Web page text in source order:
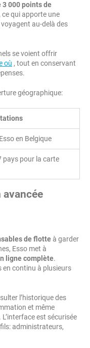
3 000 points de
qui apporte une
au-delà des
se voient offrir
où , tout en conservant
géographique:
en Belgique
pays pour la carte
de flotteà garder
Esso met à
ligne complète.
en continu à plusieurs
l’historique des
et même
est sécurisée
administrateurs,